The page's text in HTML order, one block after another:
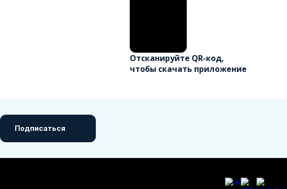
Отсканируйте QR-код,
чтобы скачать приложение
Подписаться